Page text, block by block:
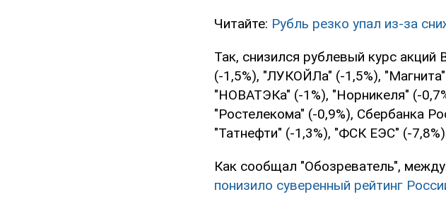
Читайте: Рубль резко упал из-за
Так, снизился рублевый курс акций
(-1,5%), "ЛУКОЙЛа" (-1,5%),
"НОВАТЭКа" (-1%), "Норникеля" (-
"Ростелекома" (-0,9%), Сбербанка
"Татнефти" (-1,3%), "ФСК ЕЭС" (-
Как сообщал "Обозреватель",
понизило суверенный рейтинг